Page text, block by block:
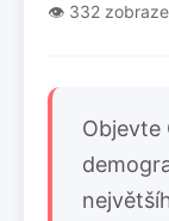
👁️ 332
Objevte